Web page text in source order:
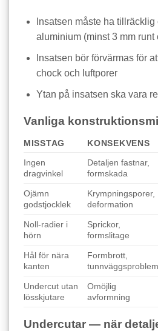
Insatsen måste ha
aluminium (minst 3 mm runt
Insatsen bör förvärmas för
chock och luftporer
Ytan på insatsen ska vara
Vanliga
MISSTAG KONSEKVENS
Ingen
dragvinkel
Detaljen fastnar,
formskada
Ojämn
godstjocklek
Krympningsporer,
deformation
Noll-radier i
hörn
Sprickor,
formslitage
Hål för nära
kanten
Formbrott,
tunnväggsproblem
Undercut utan
lösskjutare
Omöjlig
avformning
Undercutar — när